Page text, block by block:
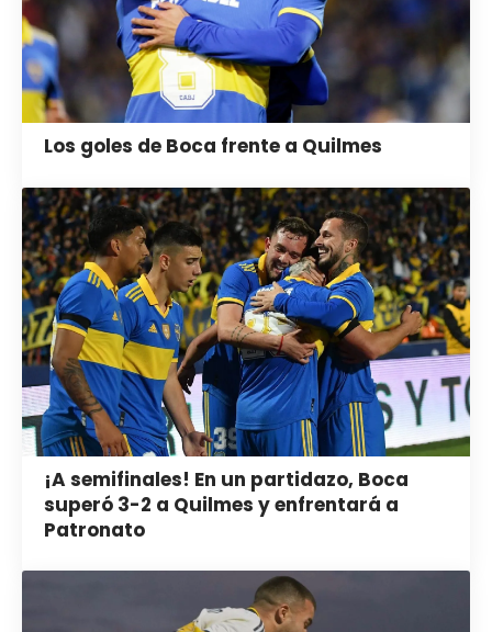
Los goles de Boca frente a Quilmes
¡A semifinales! En un partidazo, Boca
superó 3-2 a Quilmes y enfrentará a
Patronato